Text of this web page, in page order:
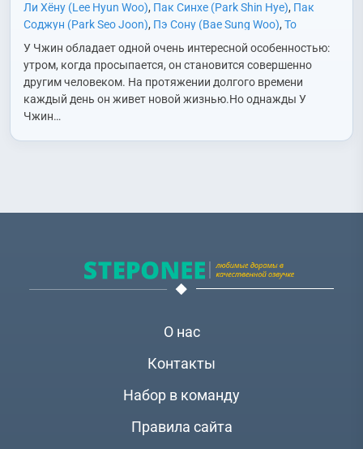
Ли Хёну (Lee Hyun Woo), Пак Синхе (Park Shin Hye), Пак
Соджун (Park Seo Joon), Пэ Сону (Bae Sung Woo), То
Джихан (Do Ji Han)
Хан Хёджу (Han Hyo Joo)
Хон Дами
Ю Ёнсок (Yoo Yeon Seok)
У Чжин обладает одной очень интересной особенностью:
утром, когда просыпается, он становится совершенно
другим человеком. На протяжении долгого времени
каждый день он живет новой жизнью.Но однажды У
Чжин…
О нас
Контакты
Набор в команду
Правила сайта